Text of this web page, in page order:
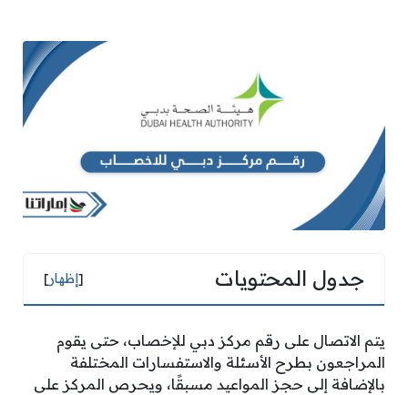
جدول المحتويات [إظهار]
يتم الاتصال على رقم مركز دبي للإخصاب، حتى يقوم
المراجعون بطرح الأسئلة والاستفسارات المختلفة
بالإضافة إلى حجز المواعيد مسبقًا، ويحرص المركز على